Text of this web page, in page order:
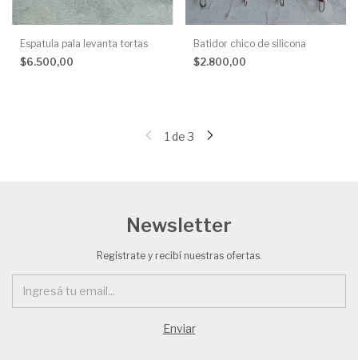
Espatula pala levanta tortas
$6.500,00
Batidor chico de silicona
$2.800,00
1 de 3
Newsletter
Registrate y recibí nuestras ofertas.